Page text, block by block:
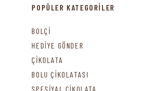
POPÜLER KATEGORİLER
BOLÇİ
HEDİYE GÖNDER
ÇİKOLATA
BOLU ÇİKOLATASI
SPESİYAL ÇİKOLATA